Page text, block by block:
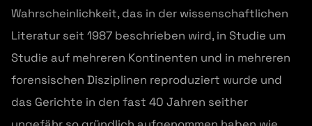
Wahrscheinlichkeit, das in der wissenschaftlichen
Literatur seit 1987 beschrieben wird, in Studie um
Studie auf mehreren Kontinenten und in mehreren
forensischen Disziplinen reproduziert wurde und
das Gerichte in den fast 40 Jahren seither